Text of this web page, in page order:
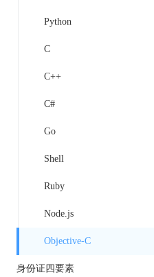
Python
C
C++
C#
Go
Shell
Ruby
Node.js
Objective-C
身份证四要素